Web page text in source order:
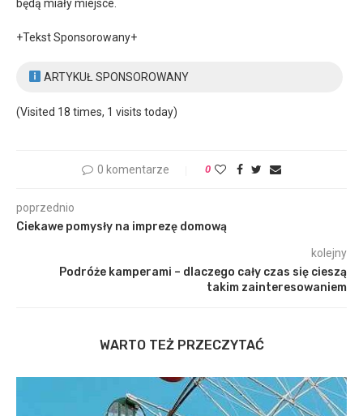
będą miały miejsce.
+Tekst Sponsorowany+
ARTYKUŁ SPONSOROWANY
(Visited 18 times, 1 visits today)
0 komentarze 0
poprzednio
Ciekawe pomysły na imprezę domową
kolejny
Podróże kamperami – dlaczego cały czas się cieszą
takim zainteresowaniem
WARTO TEŻ PRZECZYTAĆ